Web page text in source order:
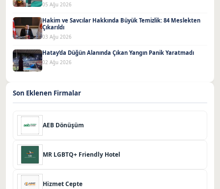
05 Ağu 2026
Hakim ve Savcılar Hakkında Büyük Temizlik: 84 Meslekten
Çıkarıldı
03 Ağu 2026
Hatay’da Düğün Alanında Çıkan Yangın Panik Yaratmadı
02 Ağu 2026
Son Eklenen Firmalar
AEB Dönüşüm
MR LGBTQ+ Friendly Hotel
Hizmet Cepte